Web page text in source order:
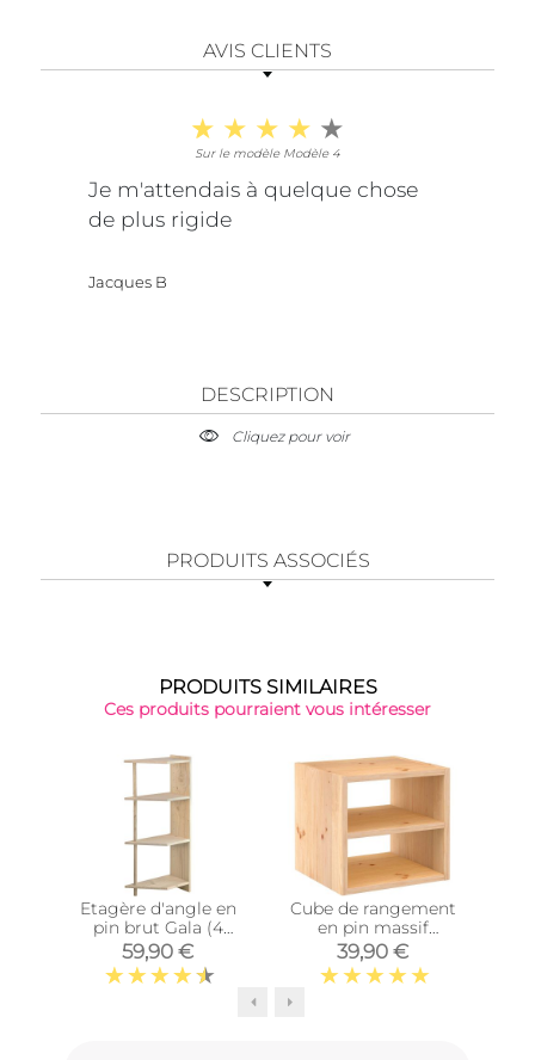
AVIS CLIENTS
Sur le modèle Modèle 4
Je m'attendais à quelque chose
de plus rigide
Jacques B
DESCRIPTION
Cliquez pour voir
PRODUITS ASSOCIÉS
PRODUITS SIMILAIRES
Ces produits pourraient vous intéresser
Etagère d'angle en
pin brut Gala (4
tablettes)
59,90 €
Cube de rangement
en pin massif
Dinamic (Tablette
intermédiaire)
39,90 €